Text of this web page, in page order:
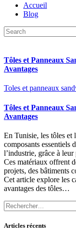
Accueil
Blog
Tôles et Panneaux
Avantages
Toles et panneaux
Tôles et Panneaux
Avantages
En Tunisie, les tôles et
composants essentiels
l’industrie, grâce à
Ces matériaux offrent
projets, des bâtiments
Cet article explore les
avantages des tôles…
Rechercher :
Articles récents